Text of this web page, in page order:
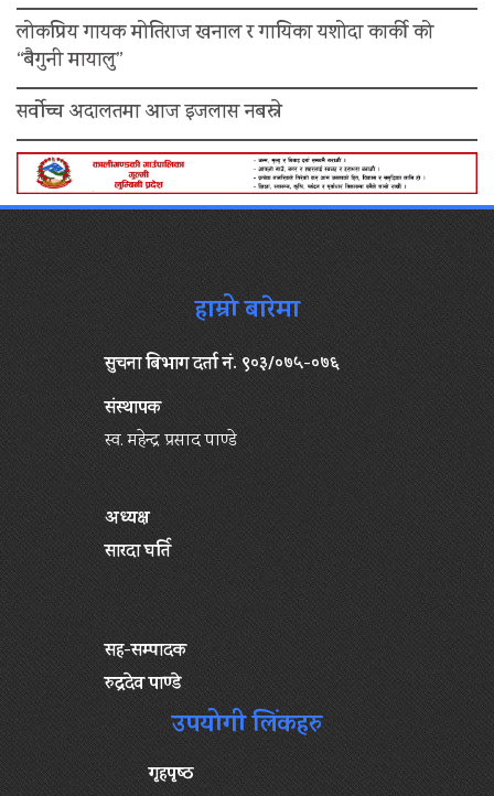
लोकप्रिय गायक मोतिराज खनाल र गायिका यशोदा कार्की को
“बैगुनी मायालु”
सर्वोच्च अदालतमा आज इजलास नबस्ने
हाम्रो बारेमा
सुचना बिभाग दर्ता नं. ९०३/०७५-०७६
संस्थापक
स्व. महेन्द्र प्रसाद पाण्डे
अध्यक्ष
सारदा घर्ति
सह-सम्पादक
रुद्रदेव पाण्डे
उपयोगी लिंकहरु
गृहपृष्‍ठ